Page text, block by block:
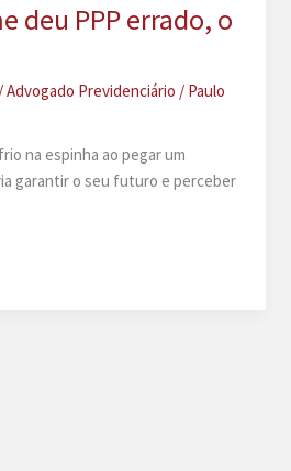
deu PPP errado, o
/Advogado Previdenciário / Paulo
na espinha ao pegar um
garantir o seu futuro e perceber